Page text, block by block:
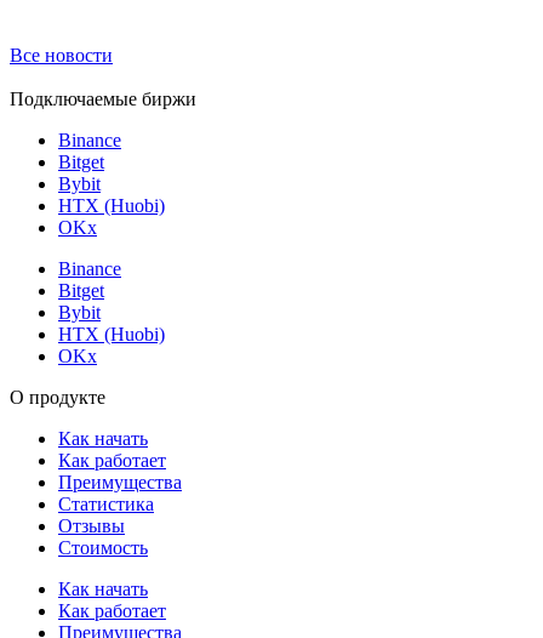
Все новости
Подключаемые биржи
Binance
Bitget
Bybit
HTX (Huobi)
OKx
Binance
Bitget
Bybit
HTX (Huobi)
OKx
О продукте
Как начать
Как работает
Преимущества
Статистика
Отзывы
Стоимость
Как начать
Как работает
Преимущества